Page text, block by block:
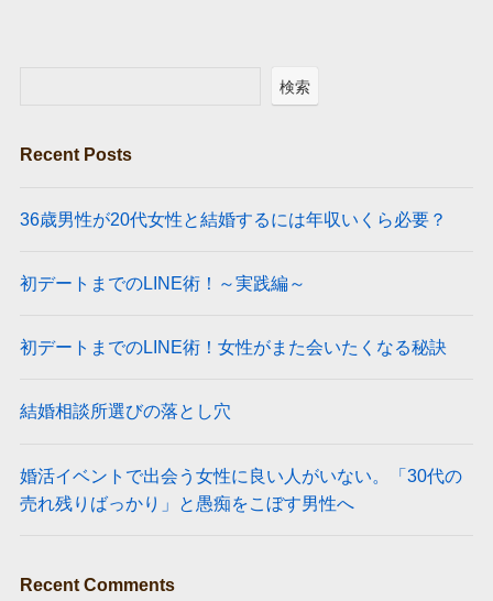
検索
Recent Posts
36歳男性が20代女性と結婚するには年収いくら必要？
初デートまでのLINE術！～実践編～
初デートまでのLINE術！女性がまた会いたくなる秘訣
結婚相談所選びの落とし穴
婚活イベントで出会う女性に良い人がいない。「30代の
売れ残りばっかり」と愚痴をこぼす男性へ
Recent Comments